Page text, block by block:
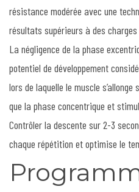
résistance modérée avec une
résultats supérieurs à des
La négligence de la phase
potentiel de développement
lors de laquelle le muscle
que la phase concentrique et
Contrôler la descente sur 2-3
chaque répétition et optimise le